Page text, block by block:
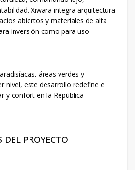
Xiwara integra arquitectura
abiertos y materiales de alta
inversión como para uso
áreas verdes y
nivel, este desarrollo redefine el
y confort en la República
PROYECTO